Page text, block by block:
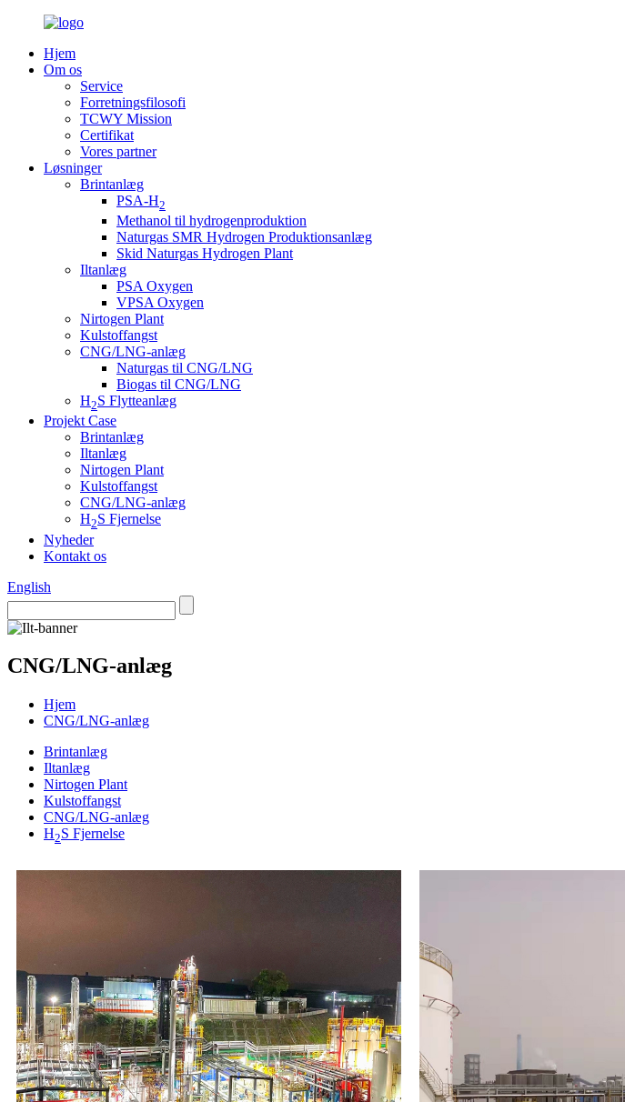
Hjem
Om os
Service
Forretningsfilosofi
TCWY Mission
Certifikat
Vores partner
Løsninger
Brintanlæg
PSA-H2
Methanol til hydrogenproduktion
Naturgas SMR Hydrogen Produktionsanlæg
Skid Naturgas Hydrogen Plant
Iltanlæg
PSA Oxygen
VPSA Oxygen
Nirtogen Plant
Kulstoffangst
CNG/LNG-anlæg
Naturgas til CNG/LNG
Biogas til CNG/LNG
H2S Flytteanlæg
Projekt Case
Brintanlæg
Iltanlæg
Nirtogen Plant
Kulstoffangst
CNG/LNG-anlæg
H2S Fjernelse
Nyheder
Kontakt os
English
CNG/LNG-anlæg
Hjem
CNG/LNG-anlæg
Brintanlæg
Iltanlæg
Nirtogen Plant
Kulstoffangst
CNG/LNG-anlæg
H2S Fjernelse